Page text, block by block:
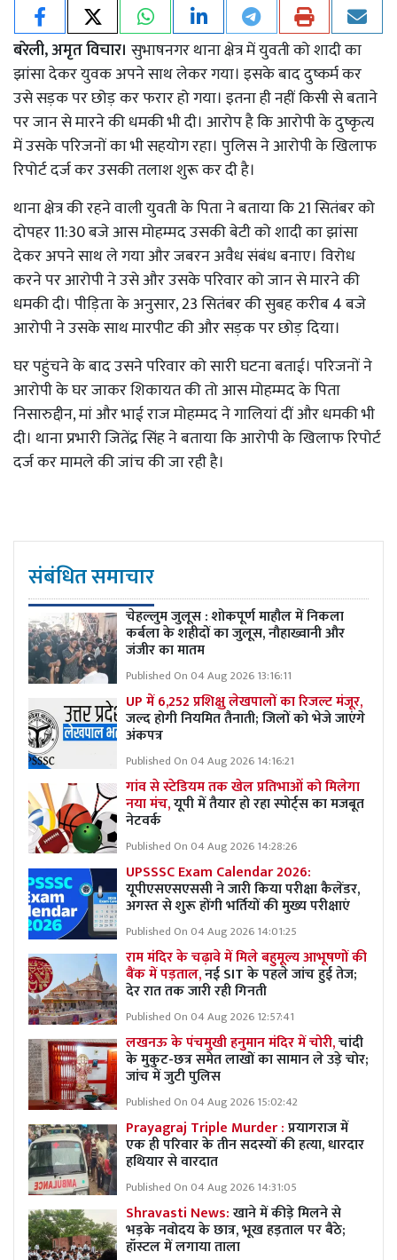
बरेली, अमृत विचार। सुभाषनगर थाना क्षेत्र में युवती को शादी का
झांसा देकर युवक अपने साथ लेकर गया। इसके बाद दुष्कर्म कर
उसे सड़क पर छोड़ कर फरार हो गया। इतना ही नहीं किसी से बताने
पर जान से मारने की धमकी भी दी। आरोप है कि आरोपी के दुष्कृत्य
में उसके परिजनों का भी सहयोग रहा। पुलिस ने आरोपी के खिलाफ
रिपोर्ट दर्ज कर उसकी तलाश शुरू कर दी है।
थाना क्षेत्र की रहने वाली युवती के पिता ने बताया कि 21 सितंबर को
दोपहर 11:30 बजे आस मोहम्मद उसकी बेटी को शादी का झांसा
देकर अपने साथ ले गया और जबरन अवैध संबंध बनाए। विरोध
करने पर आरोपी ने उसे और उसके परिवार को जान से मारने की
धमकी दी। पीड़िता के अनुसार, 23 सितंबर की सुबह करीब 4 बजे
आरोपी ने उसके साथ मारपीट की और सड़क पर छोड़ दिया।
घर पहुंचने के बाद उसने परिवार को सारी घटना बताई। परिजनों ने
आरोपी के घर जाकर शिकायत की तो आस मोहम्मद के पिता
निसारुद्दीन, मां और भाई राज मोहम्मद ने गालियां दीं और धमकी भी
दी। थाना प्रभारी जितेंद्र सिंह ने बताया कि आरोपी के खिलाफ रिपोर्ट
दर्ज कर मामले की जांच की जा रही है।
संबंधित समाचार
चेहल्लुम जुलूस : शोकपूर्ण माहौल में निकला
कर्बला के शहीदों का जुलूस, नौहाख्वानी और
जंजीर का मातम
Published On 04 Aug 2026 13:16:11
UP में 6,252 प्रशिक्षु लेखपालों का रिजल्ट मंजूर,
जल्द होगी नियमित तैनाती; जिलों को भेजे जाएंगे
अंकपत्र
Published On 04 Aug 2026 14:16:21
गांव से स्टेडियम तक खेल प्रतिभाओं को मिलेगा
नया मंच,यूपी में तैयार हो रहा स्पोर्ट्स का मजबूत
नेटवर्क
Published On 04 Aug 2026 14:28:26
UPSSSC Exam Calendar 2026:
यूपीएसएसएससी ने जारी किया परीक्षा कैलेंडर,
अगस्त से शुरू होंगी भर्तियों की मुख्य परीक्षाएं
Published On 04 Aug 2026 14:01:25
राम मंदिर के चढ़ावे में मिले बहुमूल्य आभूषणों की
बैंक में पड़ताल,नई SIT के पहले जांच हुई तेज;
देर रात तक जारी रही गिनती
Published On 04 Aug 2026 12:57:41
लखनऊ के पंचमुखी हनुमान मंदिर में चोरी,चांदी
के मुकुट-छत्र समेत लाखों का सामान ले उड़े चोर;
जांच में जुटी पुलिस
Published On 04 Aug 2026 15:02:42
Prayagraj Triple Murder :प्रयागराज में
एक ही परिवार के तीन सदस्यों की हत्या, धारदार
हथियार से वारदात
Published On 04 Aug 2026 14:31:05
Shravasti News:खाने में कीड़े मिलने से
भड़के नवोदय के छात्र, भूख हड़ताल पर बैठे;
हॉस्टल में लगाया ताला